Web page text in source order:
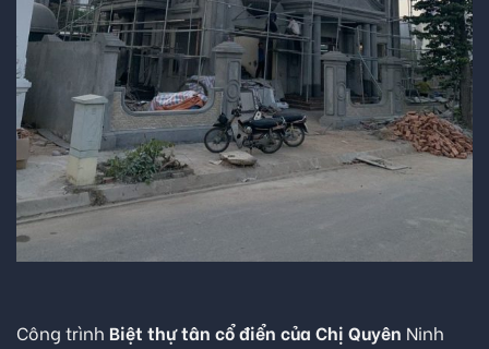
Công trình Biệt thự tân cổ điển của Chị Quyên Ninh